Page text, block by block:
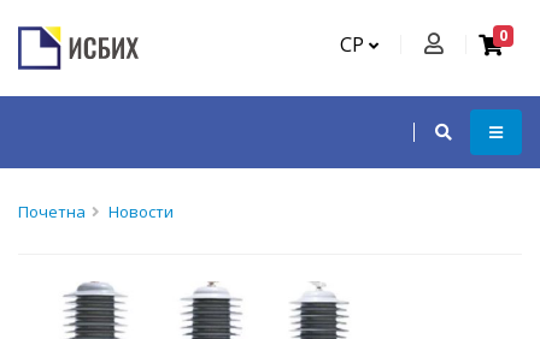
СР 0
Почетна Новости